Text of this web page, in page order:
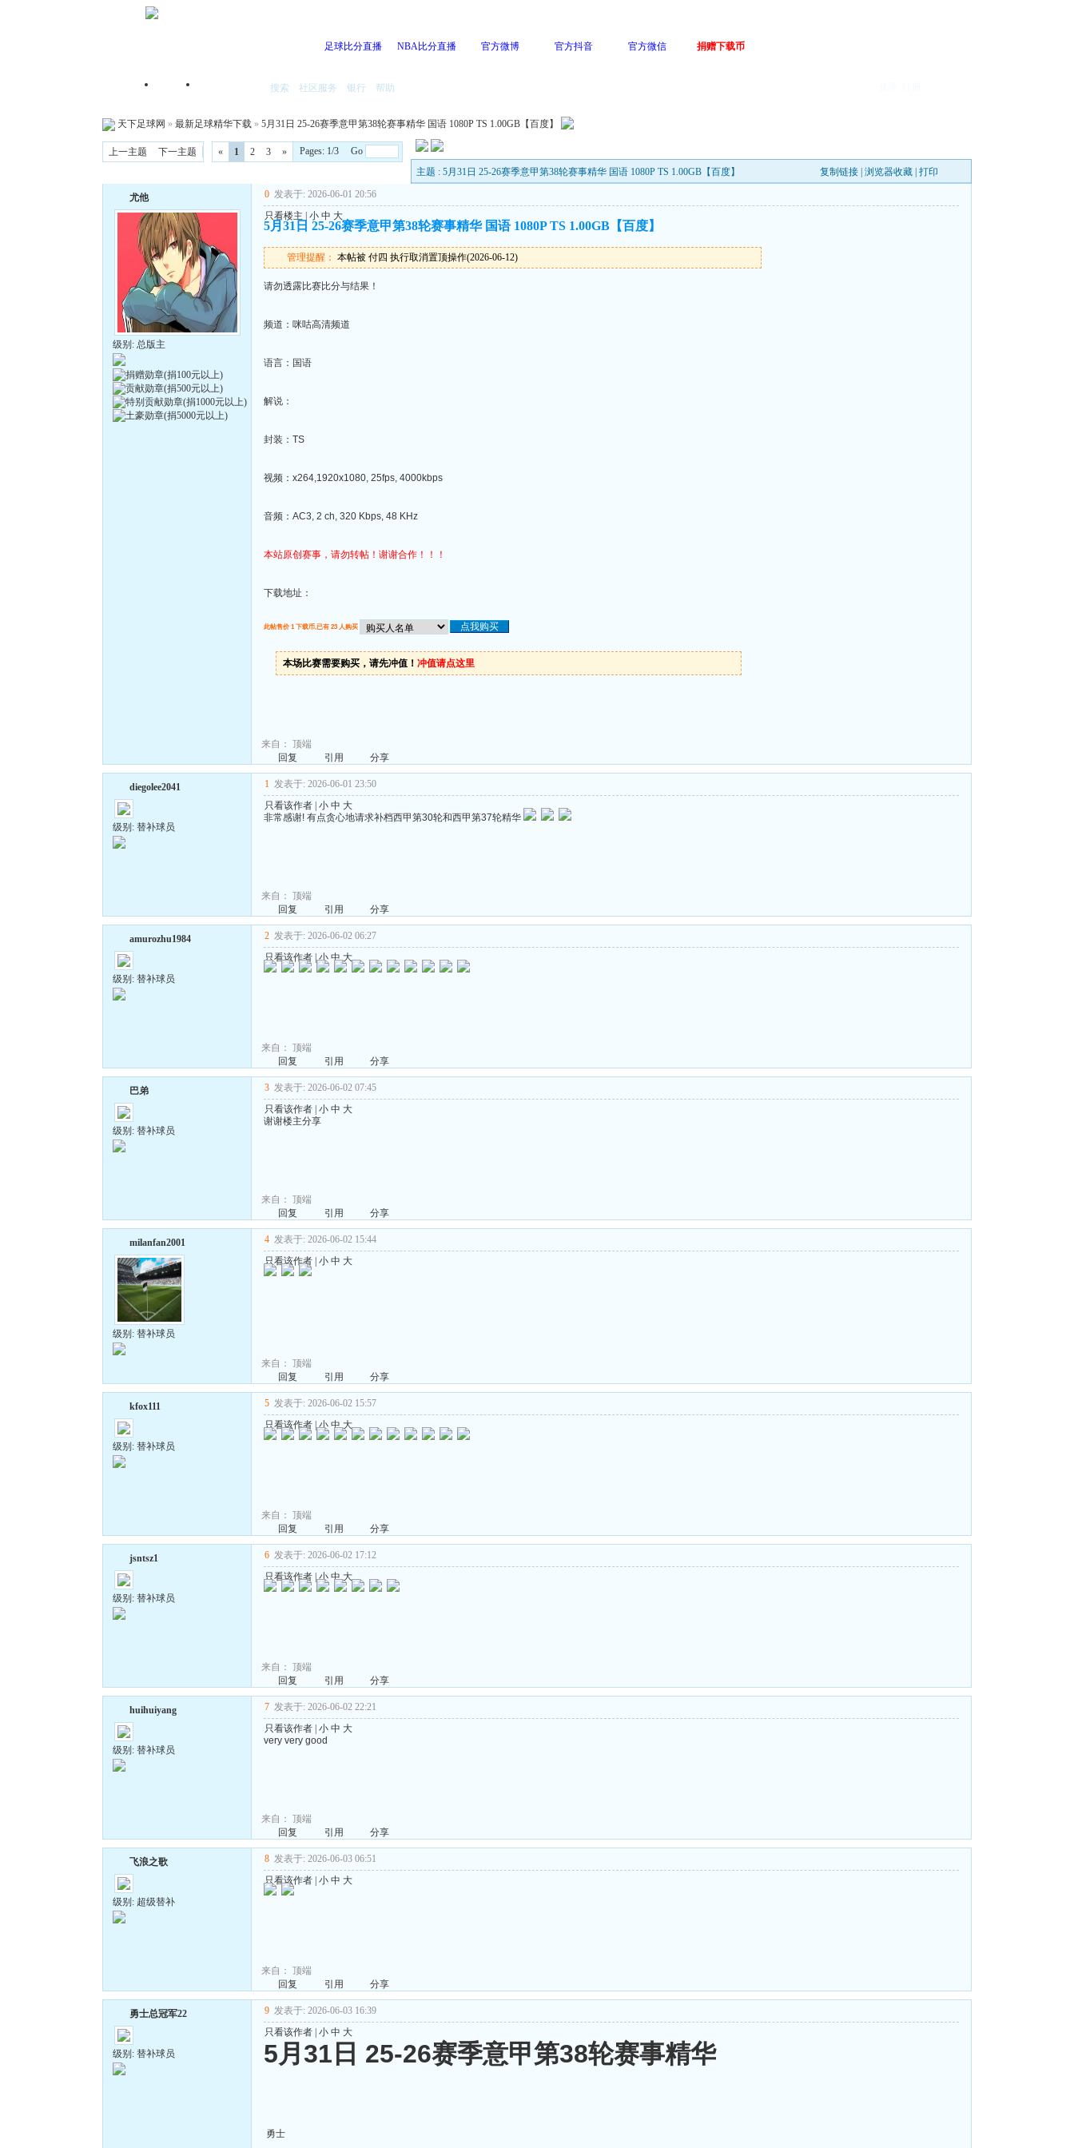
足球比分直播 NBA比分直播 官方微博 官方抖音 官方微信 捐赠下载币
首页 搜索 社区服务 银行 帮助
天下足球网 » 最新足球精华下载 » 5月31日 25-26赛季意甲第38轮赛事精华 国语 1080P TS 1.00GB【百度】
上一主题 下一主题 « 1 2 3 »
Pages: 1/3 Go
主题 : 5月31日 25-26赛季意甲第38轮赛事精华 国语 1080P TS 1.00GB【百度】
复制链接| 浏览器收藏| 打印
尤他
级别: 总版主
0 发表于: 2026-06-01 20:56
只看楼主
小 中 大
5月31日 25-26赛季意甲第38轮赛事精华 国语 1080P TS 1.00GB【百度】
管理提醒： 本帖被 付四 执行取消置顶操作(2026-06-12)
请勿透露比赛比分与结果！
频道：咪咕高清频道
语言：国语
解说：
封装：TS
视频：x264,1920x1080, 25fps, 4000kbps
音频：AC3, 2 ch, 320 Kbps, 48 KHz
本站原创赛事，请勿转帖！谢谢合作！！！
下载地址：
此帖售价 1 下载币,已有 23 人购买
本场比赛需要购买，请先冲值！ 冲值请点这里
来自： 顶端
回复
引用 分享
diegolee2041
级别: 替补球员
1 发表于: 2026-06-01 23:50
只看该作者| 小 中 大
非常感谢! 有点贪心地请求补档西甲第30轮和西甲第37轮精华
来自： 顶端
回复
引用 分享
amurozhu1984
级别: 替补球员
2 发表于: 2026-06-02 06:27
只看该作者|小 中 大
来自： 顶端
回复
引用 分享
巴弟
级别: 替补球员
3 发表于: 2026-06-02 07:45
只看该作者| 小 中 大
谢谢楼主分享
来自： 顶端
回复
引用 分享
milanfan2001
级别: 替补球员
4 发表于: 2026-06-02 15:44
只看该作者| 小 中 大
来自： 顶端
回复
引用 分享
kfox111
级别: 替补球员
5 发表于: 2026-06-02 15:57
只看该作者|小 中 大
来自： 顶端
回复
引用 分享
jsntsz1
级别: 替补球员
6 发表于: 2026-06-02 17:12
只看该作者|小 中 大
来自： 顶端
回复
引用 分享
huihuiyang
级别: 替补球员
7 发表于: 2026-06-02 22:21
只看该作者| 小 中 大
very very good
来自： 顶端
回复
引用 分享
飞浪之歌
级别: 超级替补
8 发表于: 2026-06-03 06:51
只看该作者| 小 中 大
来自： 顶端
回复
引用 分享
勇士总冠军22
级别: 替补球员
9 发表于: 2026-06-03 16:39
只看该作者| 小 中 大
5月31日 25-26赛季意甲第38轮赛事精华
勇士